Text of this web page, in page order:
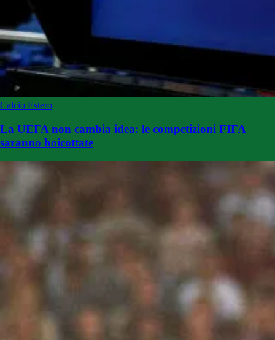
Calcio Estero
La UEFA non cambia idea: le competizioni FIFA
saranno boicottate